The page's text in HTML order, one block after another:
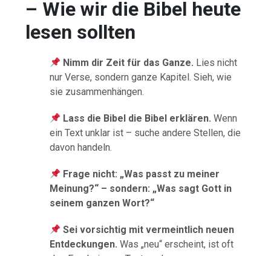
– Wie wir die Bibel heute
lesen sollten
Nimm dir Zeit für das Ganze. Lies nicht
nur Verse, sondern ganze Kapitel. Sieh, wie
sie zusammenhängen.
Lass die Bibel die Bibel erklären. Wenn
ein Text unklar ist – suche andere Stellen, die
davon handeln.
Frage nicht: „Was passt zu meiner
Meinung?“ – sondern: „Was sagt Gott in
seinem ganzen Wort?“
Sei vorsichtig mit vermeintlich neuen
Entdeckungen. Was „neu“ erscheint, ist oft